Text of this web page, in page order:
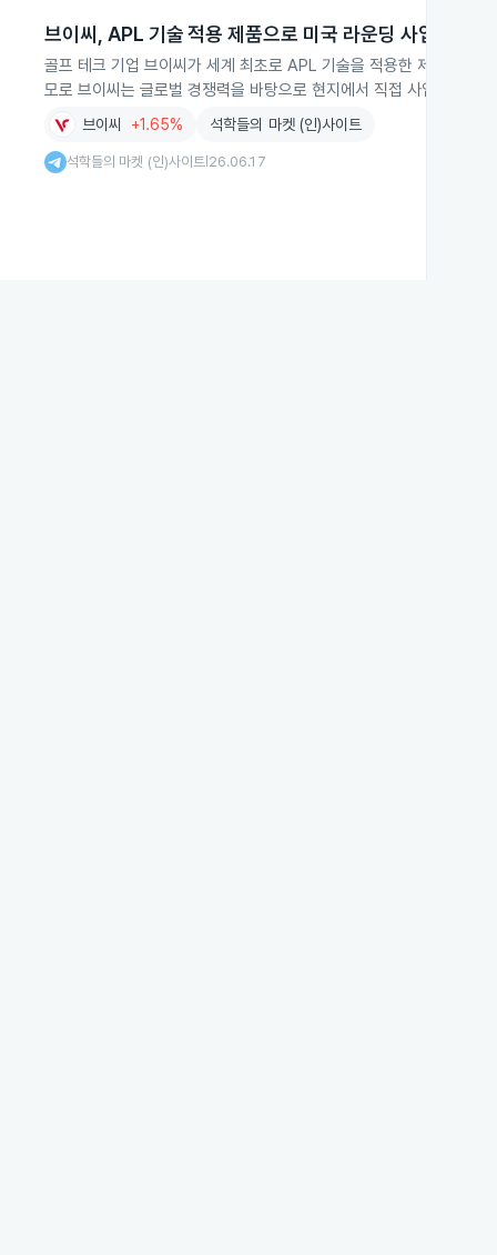
브이씨, APL 기술 적용 제품으로 미국 라운딩 사업 진출
골프 테크 기업 브이씨가 세계 최초로 APL 기술을 적용한 제품을 앞
모로 브이씨는 글로벌 경쟁력을 바탕으로 현지에서 직접 사업을 전
브이씨 +1.65% 석학들의 마켓 (인)사이트
석학들의 마켓 (인)사이트 26.06.17